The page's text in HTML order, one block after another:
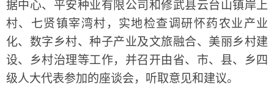
据中心、平安种业有限公司和修武县云台山镇岸上
村、七贤镇宰湾村，实地检查调研怀药农业产业
化、数字乡村、种子产业及文旅融合、美丽乡村建
设、乡村治理等工作，并召开由省、市、县、乡四
级人大代表参加的座谈会，听取意见和建议。